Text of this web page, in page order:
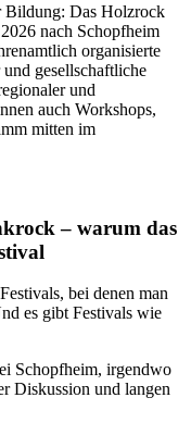
Bildung: Das Holzrock
nach Schopfheim
organisierte
gesellschaftliche
und
auch Workshops,
mitten im
– warum das
bei denen man
es gibt Festivals wie
Schopfheim, irgendwo
Diskussion und langen